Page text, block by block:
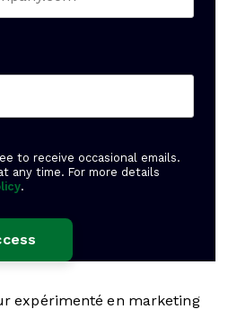
to receive occasional emails.
any time. For more details
.
expérimenté en marketing